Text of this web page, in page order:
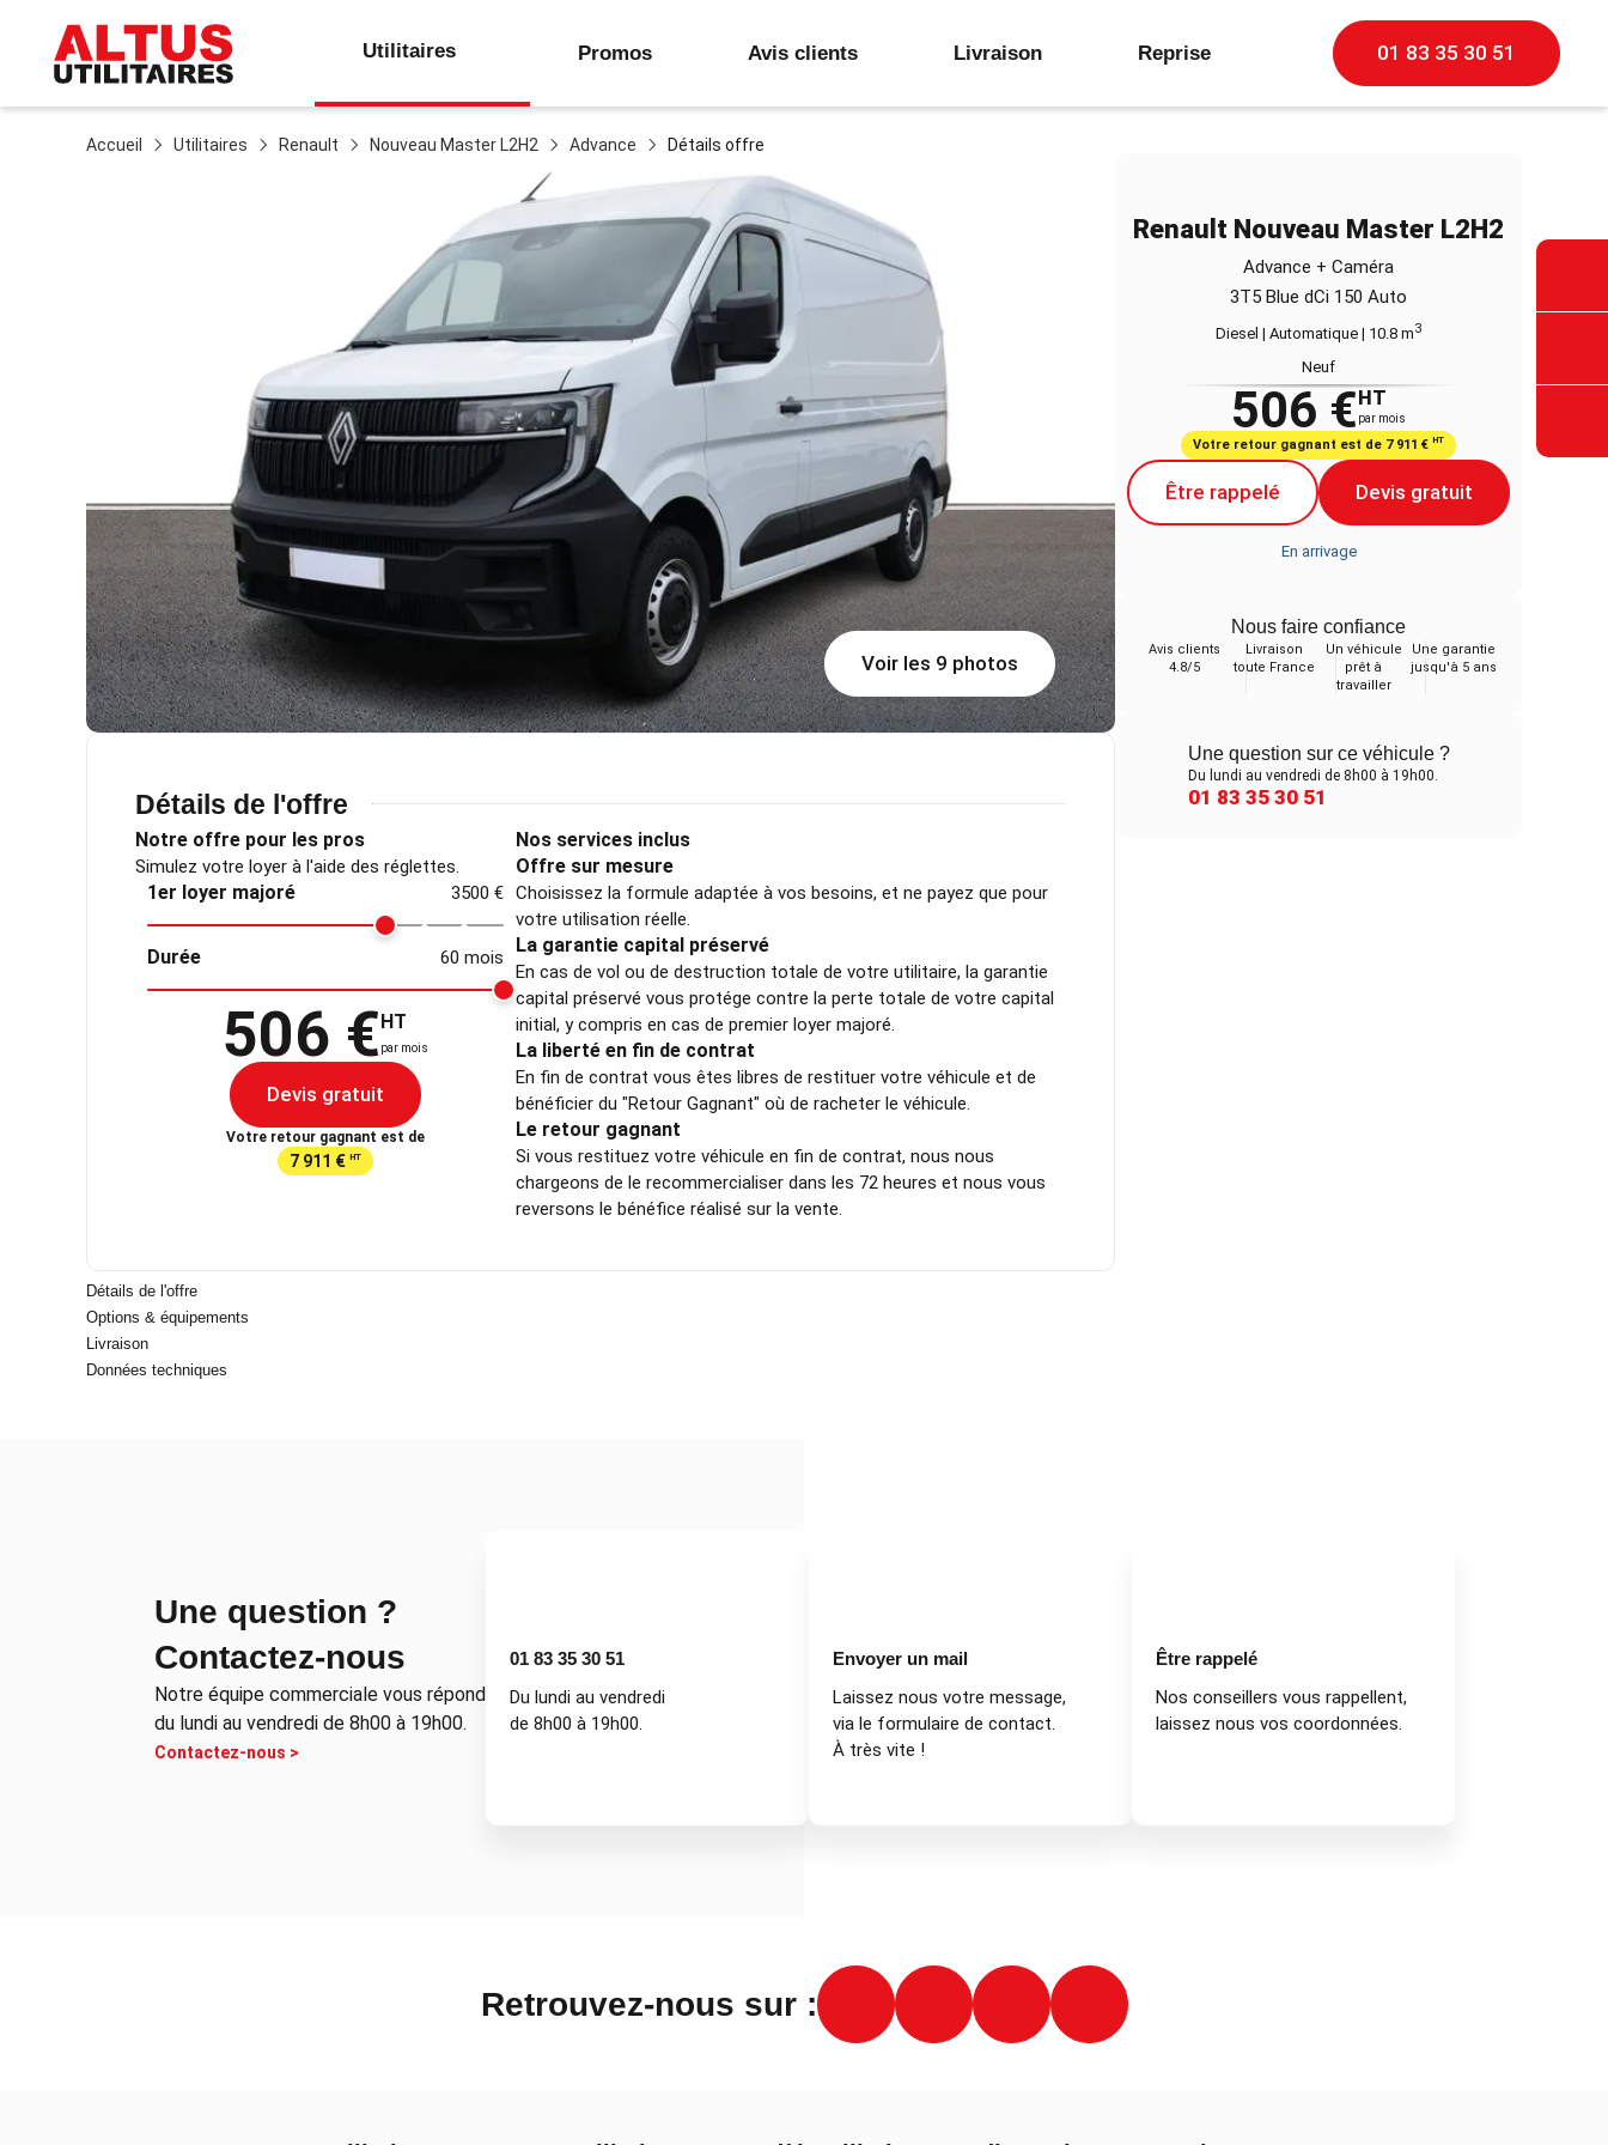
Utilitaires Promos Avis clients Livraison Reprise 01 83 35 30 51
Accueil Utilitaires Renault Nouveau Master L2H2 Advance Détails offre
Renault Nouveau Master L2H2
Advance + Caméra
3T5 Blue dCi 150 Auto
Diesel | Automatique | 10.8 m3
Neuf
506 € HT
par mois
Votre retour gagnant est de 7 911 € HT
Être rappelé Devis gratuit
En arrivage
Nous faire confiance
Avis clients
4.8/5
Livraison
toute France
Un véhicule
prêt à
travailler
Une garantie
jusqu'à 5 ans
Une question sur ce véhicule ?
Du lundi au vendredi de 8h00 à 19h00.
01 83 35 30 51
Voir les 9 photos
Détails de l'offre
Notre offre pour les pros
Simulez votre loyer à l'aide des réglettes.
1er loyer majoré 3500 €
Durée 60 mois
506 €HT
par mois
Devis gratuit
Votre retour gagnant est de
7 911 €HT
Nos services inclus
Offre sur mesure
Choisissez la formule adaptée à vos besoins, et ne payez que pour
votre utilisation réelle.
La garantie capital préservé
En cas de vol ou de destruction totale de votre utilitaire, la garantie
capital préservé vous protége contre la perte totale de votre capital
initial, y compris en cas de premier loyer majoré.
La liberté en fin de contrat
En fin de contrat vous êtes libres de restituer votre véhicule et de
bénéficier du "Retour Gagnant" où de racheter le véhicule.
Le retour gagnant
Si vous restituez votre véhicule en fin de contrat, nous nous
chargeons de le recommercialiser dans les 72 heures et nous vous
reversons le bénéfice réalisé sur la vente.
Détails de l'offre
Options & équipements
Livraison
Données techniques
Une question ?
Contactez-nous
Notre équipe commerciale vous répond
du lundi au vendredi de 8h00 à 19h00.
Contactez-nous >
01 83 35 30 51
Du lundi au vendredi
de 8h00 à 19h00.
Envoyer un mail
Laissez nous votre message,
via le formulaire de contact.
À très vite !
Être rappelé
Nos conseillers vous rappellent,
laissez nous vos coordonnées.
Retrouvez-nous sur :